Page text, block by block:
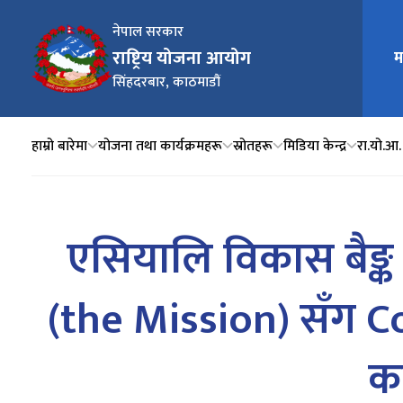
नेपाल सरकार
राष्ट्रिय योजना आयोग
सिंहदरबार, काठमाडौं
हाम्रो बारेमा योजना तथा कार्यक्रमहरू स्रोतहरू मिडिया केन्द्र
एसियालि विकास
(the Mission) सँग